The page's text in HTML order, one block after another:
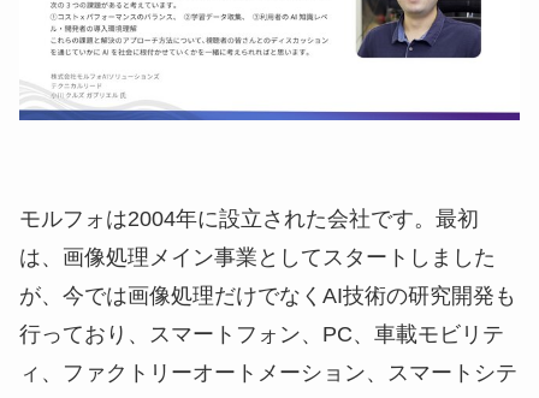
モルフォは2004年に設立された会社です。最初
は、画像処理メイン事業としてスタートしました
が、今では画像処理だけでなくAI技術の研究開発も
行っており、スマートフォン、PC、車載モビリテ
ィ、ファクトリーオートメーション、スマートシテ